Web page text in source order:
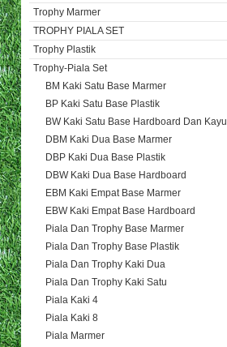
Trophy Marmer
TROPHY PIALA SET
Trophy Plastik
Trophy-Piala Set
BM Kaki Satu Base Marmer
BP Kaki Satu Base Plastik
BW Kaki Satu Base Hardboard Dan Kayu
DBM Kaki Dua Base Marmer
DBP Kaki Dua Base Plastik
DBW Kaki Dua Base Hardboard
EBM Kaki Empat Base Marmer
EBW Kaki Empat Base Hardboard
Piala Dan Trophy Base Marmer
Piala Dan Trophy Base Plastik
Piala Dan Trophy Kaki Dua
Piala Dan Trophy Kaki Satu
Piala Kaki 4
Piala Kaki 8
Piala Marmer